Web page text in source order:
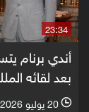
23:34
أندي برنام
بعد لقائه
l 20 يوليو 2026